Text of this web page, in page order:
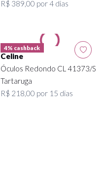
R$ 389,00 por 4 dias
4% cashback
Celine
Óculos Redondo CL 41373/S
Tartaruga
R$ 218,00 por 15 dias